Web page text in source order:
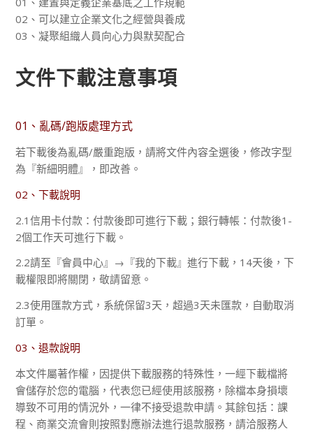
02、可以建立企業文化之經營與養成
03、凝聚組織人員向心力與默契配合
文件下載注意事項
01、亂碼/跑版處理方式
若下載後為亂碼/嚴重跑版，請將文件內容全選後，修改字型
為『新細明體』，即改善。
02、下載說明
2.1信用卡付款：付款後即可進行下載；銀行轉帳：付款後1-
2個工作天可進行下載。
2.2請至『會員中心』→『我的下載』進行下載，14天後，下
載權限即將關閉，敬請留意。
2.3使用匯款方式，系統保留3天，超過3天未匯款，自動取消
訂單。
03、退款說明
本文件屬著作權，因提供下載服務的特殊性，一經下載檔將
會儲存於您的電腦，代表您已經使用該服務，除檔本身損壞
導致不可用的情況外，一律不接受退款申請。其餘包括：課
程、商業交流會則按照對應辦法進行退款服務，請洽服務人